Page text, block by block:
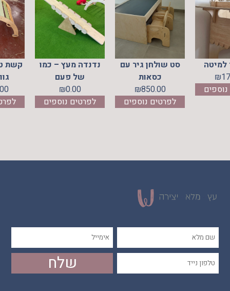
נדנדה מעץ –
של פעם
לפרטים
סט שולחן גיר עם
לפרטים נוספים
מדף צד למיטה
לפרטים נוספים